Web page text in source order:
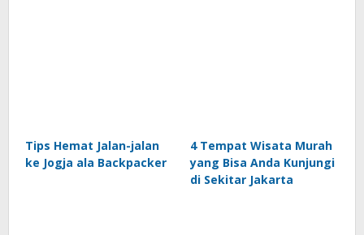
Tips Hemat Jalan-jalan
ke Jogja ala Backpacker
4 Tempat Wisata Murah
yang Bisa Anda Kunjungi
di Sekitar Jakarta